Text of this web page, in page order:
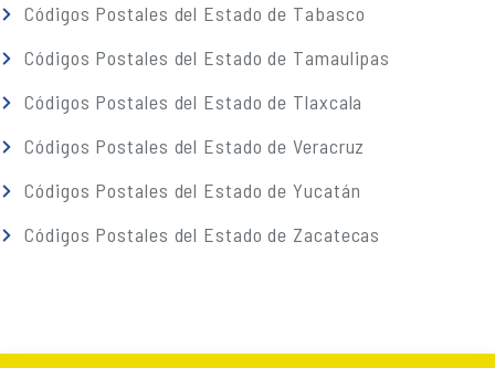
Códigos Postales del Estado de Tabasco
Códigos Postales del Estado de Tamaulipas
Códigos Postales del Estado de Tlaxcala
Códigos Postales del Estado de Veracruz
Códigos Postales del Estado de Yucatán
Códigos Postales del Estado de Zacatecas